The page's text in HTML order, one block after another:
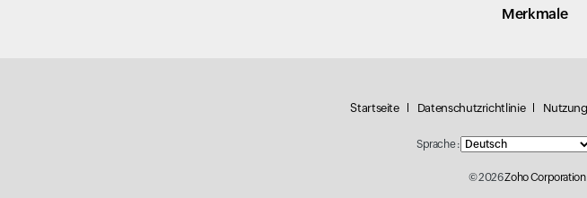
Merkmale
Startseite Datenschutzrichtlinie
Sprache :
© 2026Zoho Corporation